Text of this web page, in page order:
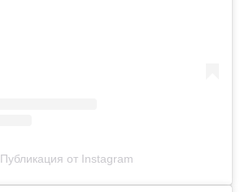
Публикация от Instagram